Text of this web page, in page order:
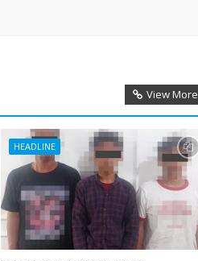
View More
HEADLINE